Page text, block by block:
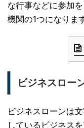
な行事などに参加
機関の1つになりま
ビジネスロー
ビジネスローンは
しているビジネス